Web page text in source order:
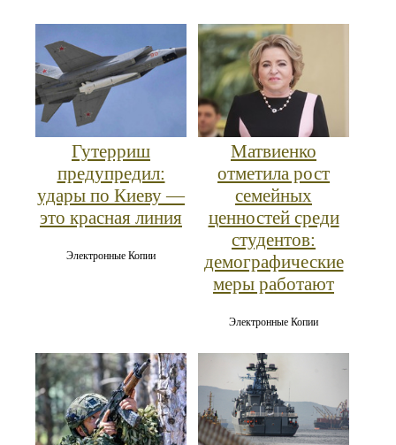
Гутерриш
предупредил:
удары по Киеву —
это красная линия
Электронные Копии
Матвиенко
отметила рост
семейных
ценностей среди
студентов:
демографические
меры работают
Электронные Копии